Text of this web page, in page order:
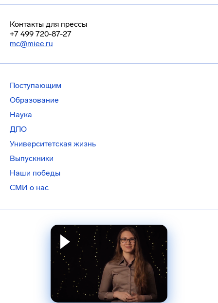
Контакты для прессы
+7 499 720-87-27
mc@miee.ru
Поступающим
Образование
Наука
ДПО
Университетская жизнь
Выпускники
Наши победы
СМИ о нас